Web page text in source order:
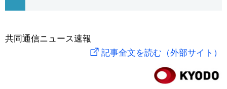
社会
旅と暮らし
科学・技術
暮らし
共同通信ニュース速報
記事全文を読む（外部サイト）